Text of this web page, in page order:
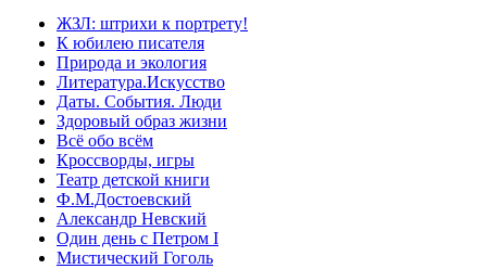
ЖЗЛ: штрихи к портрету!
К юбилею писателя
Природа и экология
Литература.Искусство
Даты. События. Люди
Здоровый образ жизни
Всё обо всём
Кроссворды, игры
Театр детской книги
Ф.М.Достоевский
Александр Невский
Один день с Петром I
Мистический Гоголь